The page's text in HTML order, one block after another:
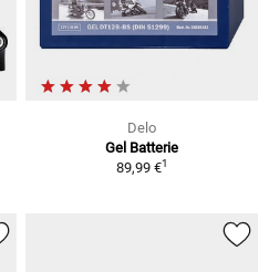
Delo
Gel Batterie
89,99 €1